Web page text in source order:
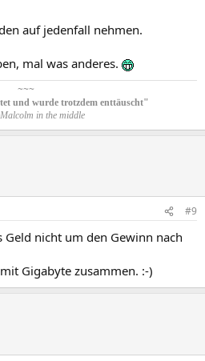
auf jedenfall nehmen.
mal was anderes.
~~~​
und wurde trotzdem enttäuscht"
in the middle
#9
Geld nicht um den Gewinn nach
Gigabyte zusammen. :-)